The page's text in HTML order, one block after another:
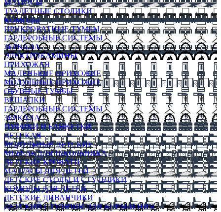
МАТРАСЫ
ТУАЛЕТНЫЕ СТОЛИКИ
КОМОДЫ
ПРИКРОВАТНЫЕ ТУМБЫ
ГАРДЕРОБНЫЕ СИСТЕМЫ
ЗЕРКАЛА
ЭЛЕКТРОКАМИНЫ
ПРИХОЖАЯ
МАЛЕНЬКИЕ ПРИХОЖИЕ
МОДУЛЬНЫЕ ПРИХОЖИЕ
ОБУВНЫЕ ТУМБЫ
ВЕШАЛКИ
ГАРДЕРОБНЫЕ СИСТЕМЫ
ЗЕРКАЛА
ПУФИКИ И БАНКЕТКИ
ДЕТСКАЯ
МОДУЛЬНЫЕ ДЕТСКИЕ
МЕБЕЛЬ ДЛЯ ШКОЛЬНИКА
ДЕТСКИЕ КРОВАТИ
МАТРАСЫ ДЛЯ ДЕТЕЙ
ДЕТСКИЕ СТОЛЫ И СТУЛЬЧИКИ
КОМОДЫ ДЛЯ ДЕТЕЙ
ДЕТСКИЕ ДИВАНЧИКИ
ДЕТСКИЙ СТУЛЬЧИК ДЛЯ КОРМЛЕНИЯ